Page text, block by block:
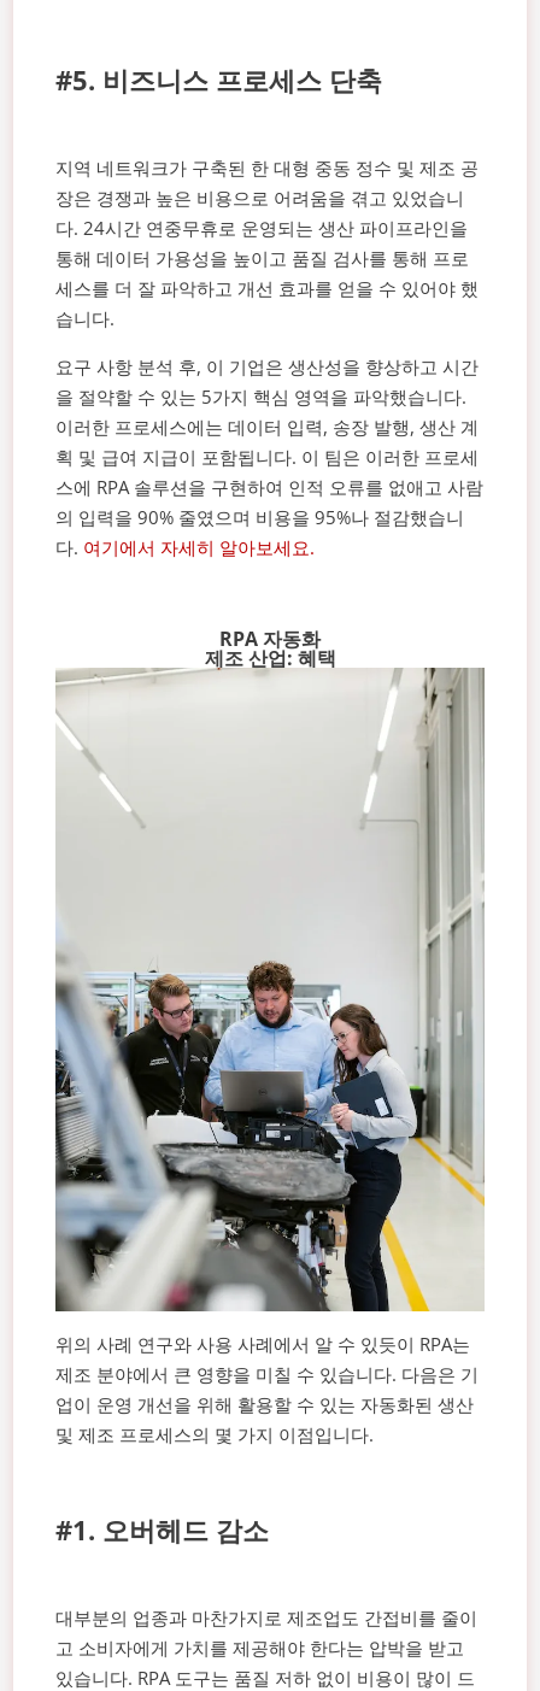
#5. 비즈니스 프로세스 단축
지역 네트워크가 구축된 한 대형 중동 정수 및 제조 공
장은 경쟁과 높은 비용으로 어려움을 겪고 있었습니
다. 24시간 연중무휴로 운영되는 생산 파이프라인을
통해 데이터 가용성을 높이고 품질 검사를 통해 프로
세스를 더 잘 파악하고 개선 효과를 얻을 수 있어야 했
습니다.
요구 사항 분석 후, 이 기업은 생산성을 향상하고 시간
을 절약할 수 있는 5가지 핵심 영역을 파악했습니다.
이러한 프로세스에는 데이터 입력, 송장 발행, 생산 계
획 및 급여 지급이 포함됩니다. 이 팀은 이러한 프로세
스에 RPA 솔루션을 구현하여 인적 오류를 없애고 사람
의 입력을 90% 줄였으며 비용을 95%나 절감했습니
다. 여기에서 자세히 알아보세요.
RPA 자동화
제조 산업: 혜택
위의 사례 연구와 사용 사례에서 알 수 있듯이 RPA는
제조 분야에서 큰 영향을 미칠 수 있습니다. 다음은 기
업이 운영 개선을 위해 활용할 수 있는 자동화된 생산
및 제조 프로세스의 몇 가지 이점입니다.
#1. 오버헤드 감소
대부분의 업종과 마찬가지로 제조업도 간접비를 줄이
고 소비자에게 가치를 제공해야 한다는 압박을 받고
있습니다. RPA 도구는 품질 저하 없이 비용이 많이 드